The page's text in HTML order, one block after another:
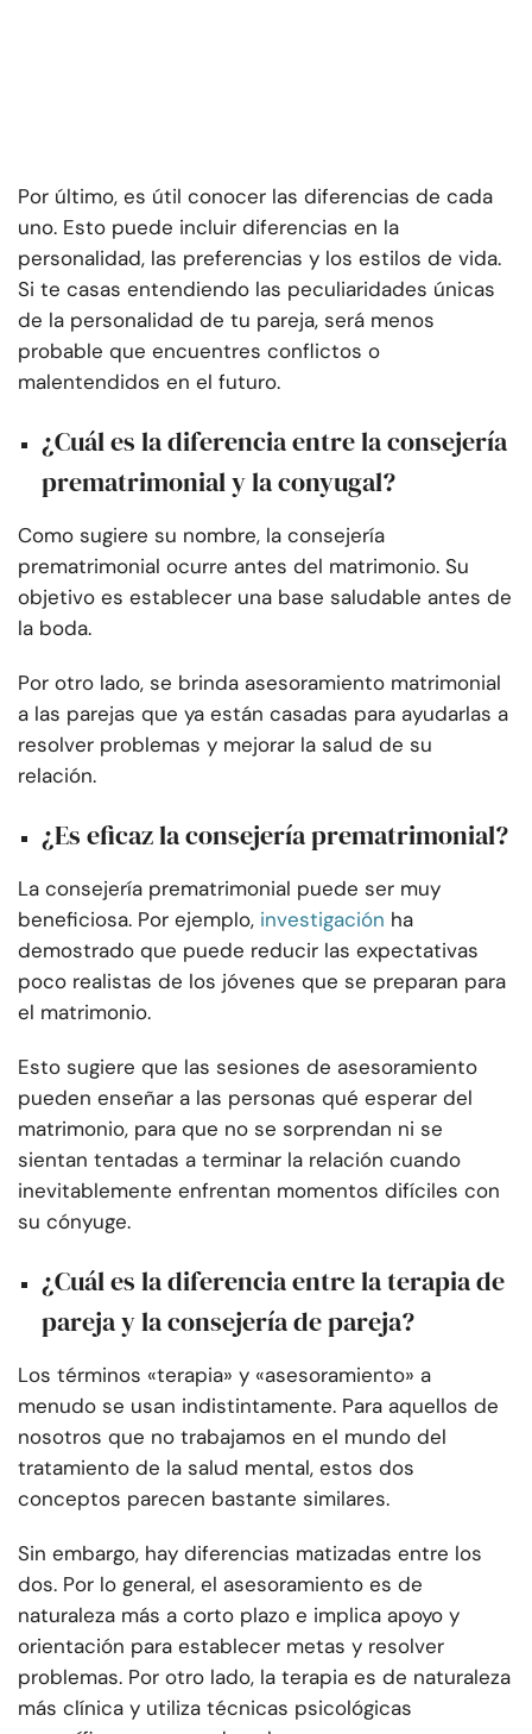
Por último, es útil conocer las diferencias de cada
uno. Esto puede incluir diferencias en la
personalidad, las preferencias y los estilos de vida.
Si te casas entendiendo las peculiaridades únicas
de la personalidad de tu pareja, será menos
probable que encuentres conflictos o
malentendidos en el futuro.
¿Cuál es la diferencia entre la consejería
prematrimonial y la conyugal?
Como sugiere su nombre, la consejería
prematrimonial ocurre antes del matrimonio. Su
objetivo es establecer una base saludable antes de
la boda.
Por otro lado, se brinda asesoramiento matrimonial
a las parejas que ya están casadas para ayudarlas a
resolver problemas y mejorar la salud de su
relación.
¿Es eficaz la consejería prematrimonial?
La consejería prematrimonial puede ser muy
beneficiosa. Por ejemplo, investigación ha
demostrado que puede reducir las expectativas
poco realistas de los jóvenes que se preparan para
el matrimonio.
Esto sugiere que las sesiones de asesoramiento
pueden enseñar a las personas qué esperar del
matrimonio, para que no se sorprendan ni se
sientan tentadas a terminar la relación cuando
inevitablemente enfrentan momentos difíciles con
su cónyuge.
¿Cuál es la diferencia entre la terapia de
pareja y la consejería de pareja?
Los términos «terapia» y «asesoramiento» a
menudo se usan indistintamente. Para aquellos de
nosotros que no trabajamos en el mundo del
tratamiento de la salud mental, estos dos
conceptos parecen bastante similares.
Sin embargo, hay diferencias matizadas entre los
dos. Por lo general, el asesoramiento es de
naturaleza más a corto plazo e implica apoyo y
orientación para establecer metas y resolver
problemas. Por otro lado, la terapia es de naturaleza
más clínica y utiliza técnicas psicológicas